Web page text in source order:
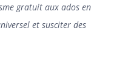
gratuit aux ados en
et susciter des